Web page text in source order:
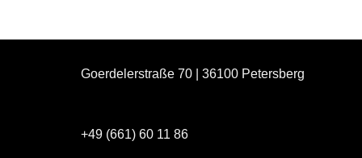
Goerdelerstraße 70 | 36100 Petersberg
+49 (661) 60 11 86